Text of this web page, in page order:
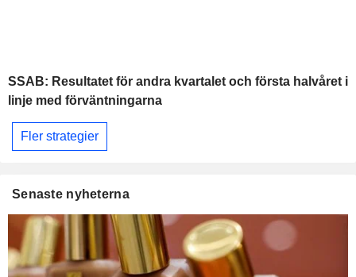
SSAB: Resultatet för andra kvartalet och första halvåret i
linje med förväntningarna
Fler strategier
Senaste nyheterna